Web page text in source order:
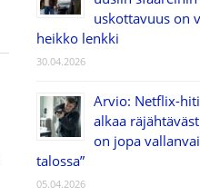
uskottavuus on
heikko lenkki
30.04.2026
Arvio: Netflix-
alkaa
on jopa
talossa”
05.04.2026